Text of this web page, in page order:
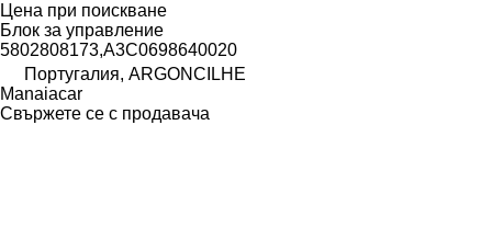
Цена при поискване
Блок за управление
5802808173,A3C0698640020
Португалия, ARGONCILHE
Manaiacar
Свържете се с продавача